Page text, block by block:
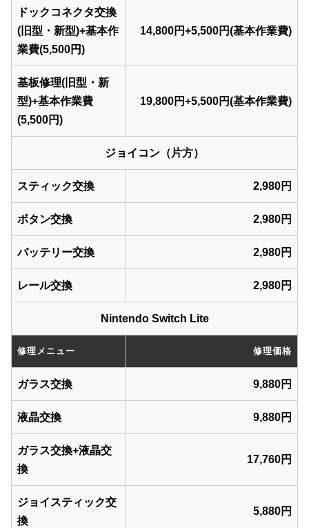
ドックコネクタ交換
(旧型・新型)+基本作
業費(5,500円)
14,800円+5,500円(基本作業費)
基板修理(旧型・新
型)+基本作業費
(5,500円)
19,800円+5,500円(基本作業費)
ジョイコン（片方）
スティック交換 2,980円
ボタン交換 2,980円
バッテリー交換 2,980円
レール交換 2,980円
Nintendo Switch Lite
修理メニュー 修理価格
ガラス交換 9,880円
液晶交換 9,880円
ガラス交換+液晶交
換
17,760円
ジョイスティック交
換
5,880円